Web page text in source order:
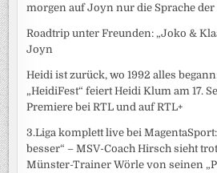
morgen auf Joyn nur die Sprache der
Roadtrip unter Freunden: „Joko &
Joyn
Heidi ist zurück, wo 1992 alles
„HeidiFest“ feiert Heidi Klum am 17.
Premiere bei RTL und auf RTL+
3.Liga komplett live bei
besser“ – MSV-Coach Hirsch sieht
Münster-Trainer Wörle von seinen